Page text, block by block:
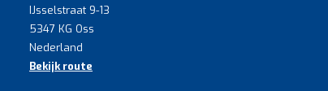
IJsselstraat 9-13
5347 KG Oss
Nederland
Bekijk route